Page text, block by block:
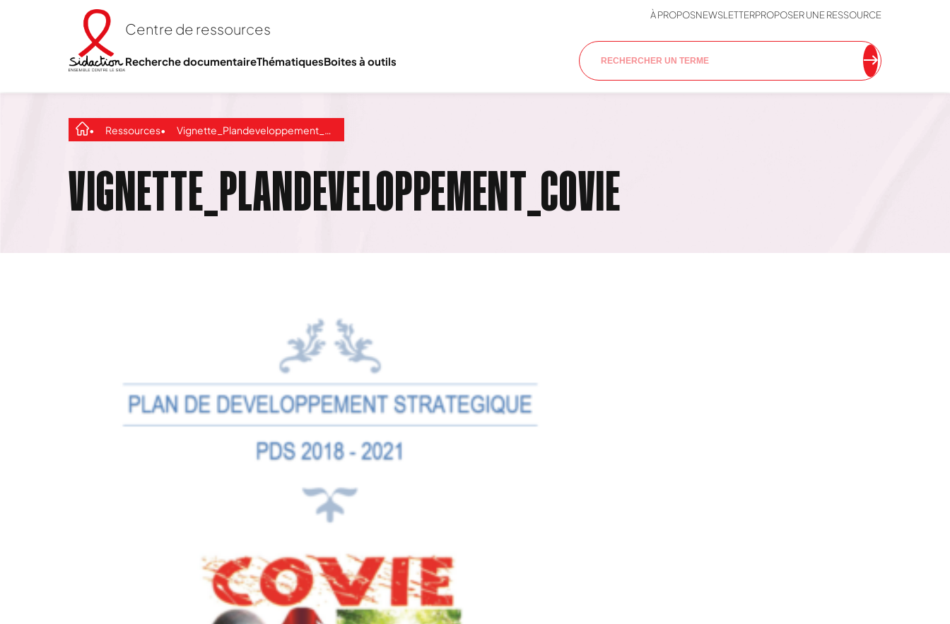
Centre de ressources
À PROPOSNEWSLETTERPROPOSER UNE RESSOURCE
Recherche documentaireThématiquesBoites à outils
Ressources Vignette_Plandeveloppement_Covie
VIGNETTE_PLANDEVELOPPEMENT_COVIE